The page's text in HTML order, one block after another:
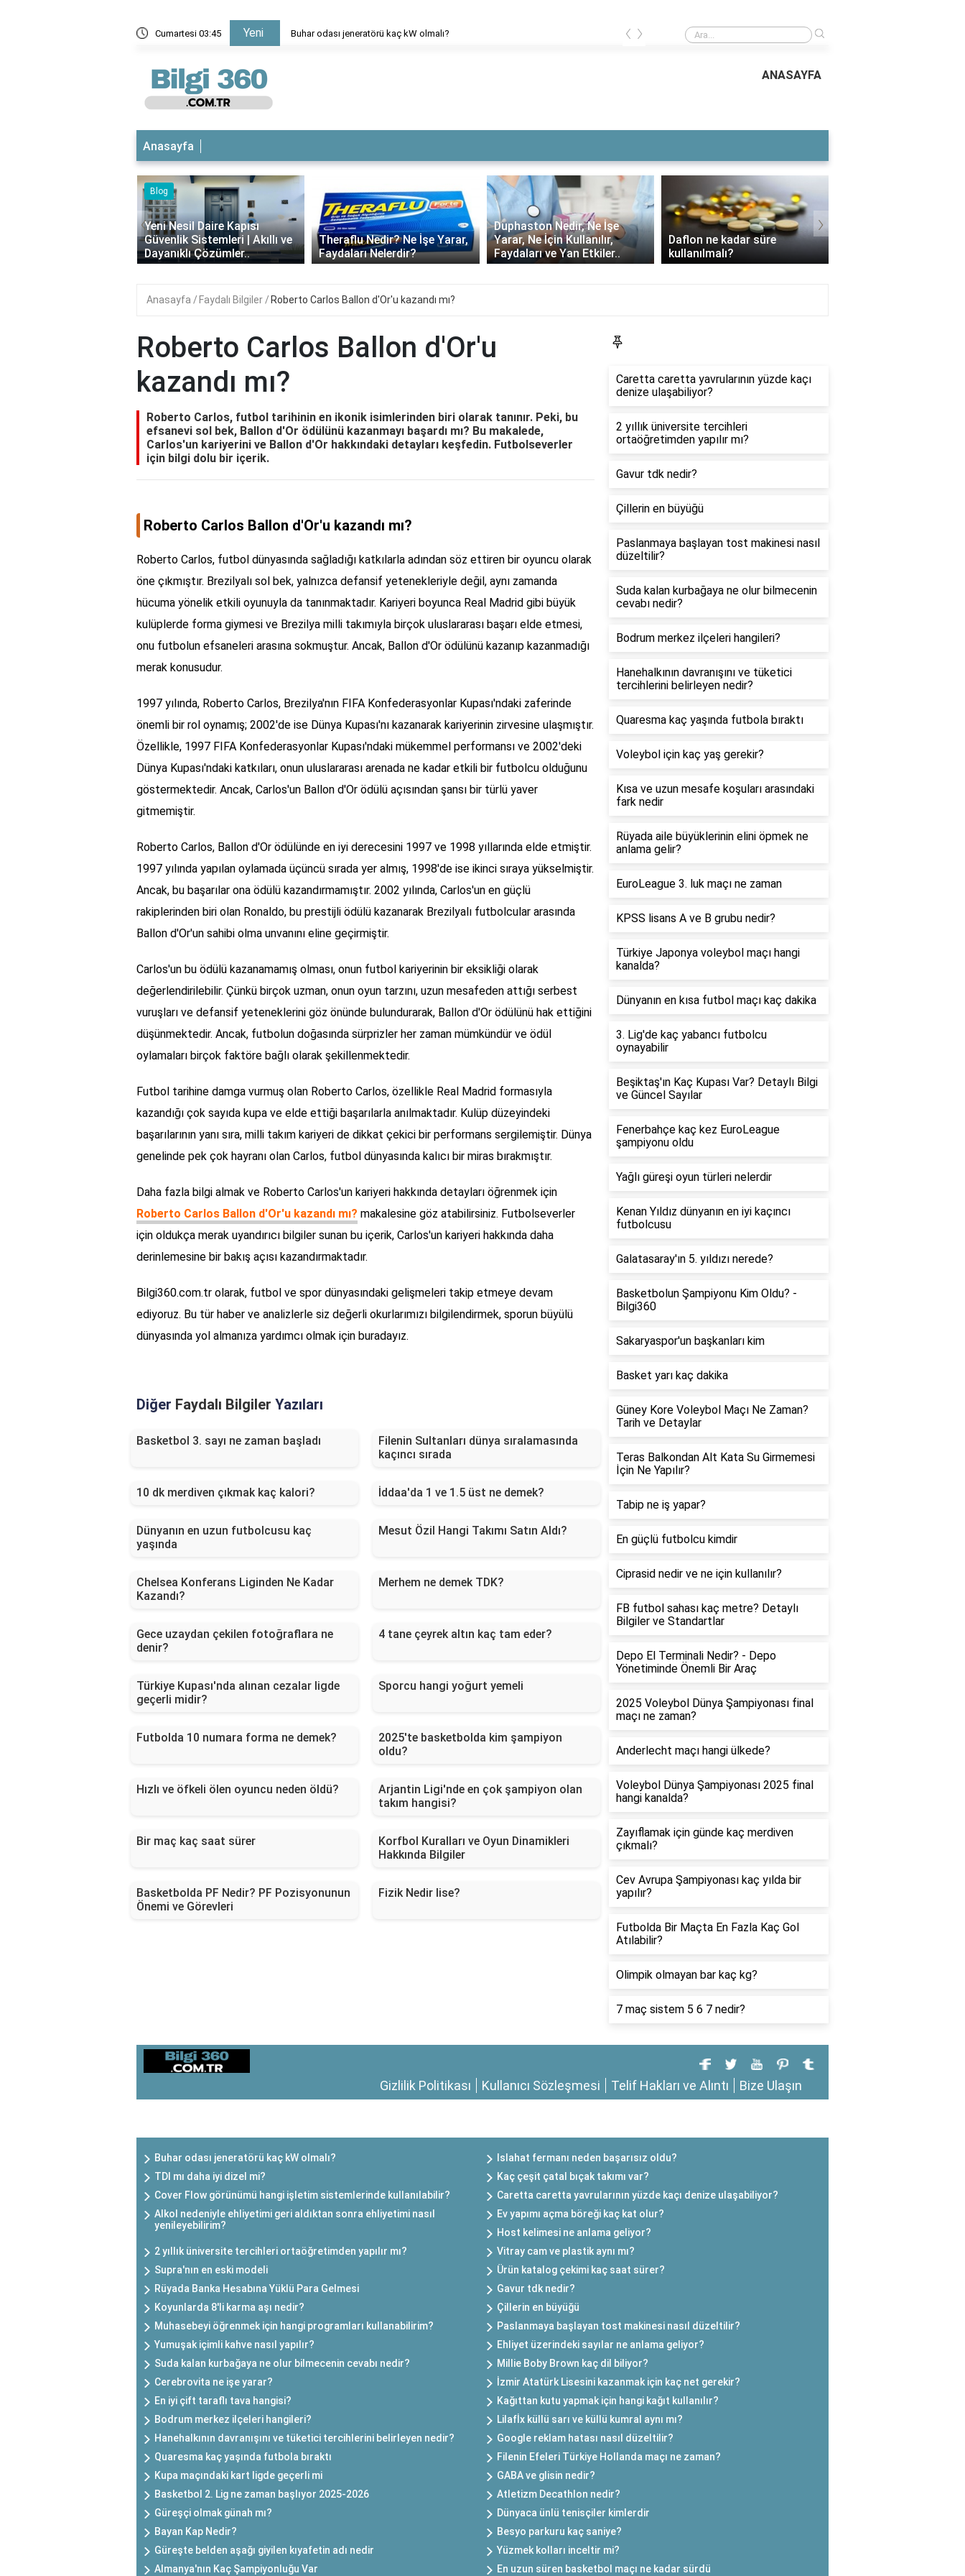
Cumartesi 03:45 Yeni Buhar odası jeneratörü kaç kW olmalı? Islahat fermanı neden başarısız oldu?
‹ ›
ANASAYFA
Anasayfa
Blog
Yeni Nesil Daire Kapısı
Güvenlik Sistemleri | Akıllı ve
Dayanıklı Çözümler..
Theraflu Nedir? Ne İşe Yarar,
Faydaları Nelerdir?
Duphaston Nedir, Ne İşe
Yarar, Ne İçin Kullanılır,
Faydaları ve Yan Etkiler..
Daflon ne kadar süre
kullanılmalı?
‹ ›
Anasayfa Faydalı Bilgiler Roberto Carlos Ballon d'Or'u kazandı mı?
Roberto Carlos Ballon d'Or'u
kazandı mı?
Roberto Carlos, futbol tarihinin en ikonik isimlerinden biri olarak tanınır. Peki, bu
efsanevi sol bek, Ballon d'Or ödülünü kazanmayı başardı mı? Bu makalede,
Carlos'un kariyerini ve Ballon d'Or hakkındaki detayları keşfedin. Futbolseverler
için bilgi dolu bir içerik.
Roberto Carlos Ballon d'Or'u kazandı mı?
Roberto Carlos, futbol dünyasında sağladığı katkılarla adından söz ettiren bir oyuncu olarak
öne çıkmıştır. Brezilyalı sol bek, yalnızca defansif yetenekleriyle değil, aynı zamanda
hücuma yönelik etkili oyunuyla da tanınmaktadır. Kariyeri boyunca Real Madrid gibi büyük
kulüplerde forma giymesi ve Brezilya milli takımıyla birçok uluslararası başarı elde etmesi,
onu futbolun efsaneleri arasına sokmuştur. Ancak, Ballon d'Or ödülünü kazanıp kazanmadığı
merak konusudur.
1997 yılında, Roberto Carlos, Brezilya'nın FIFA Konfederasyonlar Kupası'ndaki zaferinde
önemli bir rol oynamış; 2002'de ise Dünya Kupası'nı kazanarak kariyerinin zirvesine ulaşmıştır.
Özellikle, 1997 FIFA Konfederasyonlar Kupası'ndaki mükemmel performansı ve 2002'deki
Dünya Kupası'ndaki katkıları, onun uluslararası arenada ne kadar etkili bir futbolcu olduğunu
göstermektedir. Ancak, Carlos'un Ballon d'Or ödülü açısından şansı bir türlü yaver
gitmemiştir.
Roberto Carlos, Ballon d'Or ödülünde en iyi derecesini 1997 ve 1998 yıllarında elde etmiştir.
1997 yılında yapılan oylamada üçüncü sırada yer almış, 1998'de ise ikinci sıraya yükselmiştir.
Ancak, bu başarılar ona ödülü kazandırmamıştır. 2002 yılında, Carlos'un en güçlü
rakiplerinden biri olan Ronaldo, bu prestijli ödülü kazanarak Brezilyalı futbolcular arasında
Ballon d'Or'un sahibi olma unvanını eline geçirmiştir.
Carlos'un bu ödülü kazanamamış olması, onun futbol kariyerinin bir eksikliği olarak
değerlendirilebilir. Çünkü birçok uzman, onun oyun tarzını, uzun mesafeden attığı serbest
vuruşları ve defansif yeteneklerini göz önünde bulundurarak, Ballon d'Or ödülünü hak ettiğini
düşünmektedir. Ancak, futbolun doğasında sürprizler her zaman mümkündür ve ödül
oylamaları birçok faktöre bağlı olarak şekillenmektedir.
Futbol tarihine damga vurmuş olan Roberto Carlos, özellikle Real Madrid formasıyla
kazandığı çok sayıda kupa ve elde ettiği başarılarla anılmaktadır. Kulüp düzeyindeki
başarılarının yanı sıra, milli takım kariyeri de dikkat çekici bir performans sergilemiştir. Dünya
genelinde pek çok hayranı olan Carlos, futbol dünyasında kalıcı bir miras bırakmıştır.
Daha fazla bilgi almak ve Roberto Carlos'un kariyeri hakkında detayları öğrenmek için
Roberto Carlos Ballon d'Or'u kazandı mı? makalesine göz atabilirsiniz. Futbolseverler
için oldukça merak uyandırıcı bilgiler sunan bu içerik, Carlos'un kariyeri hakkında daha
derinlemesine bir bakış açısı kazandırmaktadır.
Bilgi360.com.tr olarak, futbol ve spor dünyasındaki gelişmeleri takip etmeye devam
ediyoruz. Bu tür haber ve analizlerle siz değerli okurlarımızı bilgilendirmek, sporun büyülü
dünyasında yol almanıza yardımcı olmak için buradayız.
Diğer Faydalı Bilgiler Yazıları
Basketbol 3. sayı ne zaman başladı
Filenin Sultanları dünya sıralamasında
kaçıncı sırada
10 dk merdiven çıkmak kaç kalori? İddaa'da 1 ve 1.5 üst ne demek?
Dünyanın en uzun futbolcusu kaç
yaşında
Mesut Özil Hangi Takımı Satın Aldı?
Chelsea Konferans Liginden Ne Kadar
Kazandı?
Merhem ne demek TDK?
Gece uzaydan çekilen fotoğraflara ne
denir?
4 tane çeyrek altın kaç tam eder?
Türkiye Kupası'nda alınan cezalar ligde
geçerli midir?
Sporcu hangi yoğurt yemeli
Futbolda 10 numara forma ne demek?
2025'te basketbolda kim şampiyon
oldu?
Hızlı ve öfkeli ölen oyuncu neden öldü?
Arjantin Ligi'nde en çok şampiyon olan
takım hangisi?
Bir maç kaç saat sürer
Korfbol Kuralları ve Oyun Dinamikleri
Hakkında Bilgiler
Basketbolda PF Nedir? PF Pozisyonunun
Önemi ve Görevleri
Fizik Nedir lise?
Caretta caretta yavrularının yüzde kaçı
denize ulaşabiliyor?
2 yıllık üniversite tercihleri
ortaöğretimden yapılır mı?
Gavur tdk nedir?
Çillerin en büyüğü
Paslanmaya başlayan tost makinesi nasıl
düzeltilir?
Suda kalan kurbağaya ne olur bilmecenin
cevabı nedir?
Bodrum merkez ilçeleri hangileri?
Hanehalkının davranışını ve tüketici
tercihlerini belirleyen nedir?
Quaresma kaç yaşında futbola bıraktı
Voleybol için kaç yaş gerekir?
Kısa ve uzun mesafe koşuları arasındaki
fark nedir
Rüyada aile büyüklerinin elini öpmek ne
anlama gelir?
EuroLeague 3. luk maçı ne zaman
KPSS lisans A ve B grubu nedir?
Türkiye Japonya voleybol maçı hangi
kanalda?
Dünyanın en kısa futbol maçı kaç dakika
3. Lig'de kaç yabancı futbolcu
oynayabilir
Beşiktaş'ın Kaç Kupası Var? Detaylı Bilgi
ve Güncel Sayılar
Fenerbahçe kaç kez EuroLeague
şampiyonu oldu
Yağlı güreşi oyun türleri nelerdir
Kenan Yıldız dünyanın en iyi kaçıncı
futbolcusu
Galatasaray'ın 5. yıldızı nerede?
Basketbolun Şampiyonu Kim Oldu? -
Bilgi360
Sakaryaspor'un başkanları kim
Basket yarı kaç dakika
Güney Kore Voleybol Maçı Ne Zaman?
Tarih ve Detaylar
Teras Balkondan Alt Kata Su Girmemesi
İçin Ne Yapılır?
Tabip ne iş yapar?
En güçlü futbolcu kimdir
Ciprasid nedir ve ne için kullanılır?
FB futbol sahası kaç metre? Detaylı
Bilgiler ve Standartlar
Depo El Terminali Nedir? - Depo
Yönetiminde Önemli Bir Araç
2025 Voleybol Dünya Şampiyonası final
maçı ne zaman?
Anderlecht maçı hangi ülkede?
Voleybol Dünya Şampiyonası 2025 final
hangi kanalda?
Zayıflamak için günde kaç merdiven
çıkmalı?
Cev Avrupa Şampiyonası kaç yılda bir
yapılır?
Futbolda Bir Maçta En Fazla Kaç Gol
Atılabilir?
Olimpik olmayan bar kaç kg?
7 maç sistem 5 6 7 nedir?
Gizlilik Politikası Kullanıcı Sözleşmesi Telif Hakları ve Alıntı Bize Ulaşın
Buhar odası jeneratörü kaç kW olmalı?
Islahat fermanı neden başarısız oldu?
TDI mı daha iyi dizel mi?
Kaç çeşit çatal bıçak takımı var?
Cover Flow görünümü hangi işletim sistemlerinde kullanılabilir?
Caretta caretta yavrularının yüzde kaçı denize ulaşabiliyor?
Alkol nedeniyle ehliyetimi geri aldıktan sonra ehliyetimi nasıl
yenileyebilirim?
Ev yapımı açma böreği kaç kat olur?
Host kelimesi ne anlama geliyor?
2 yıllık üniversite tercihleri ortaöğretimden yapılır mı?
Vitray cam ve plastik aynı mı?
Supra'nın en eski modeli
Ürün katalog çekimi kaç saat sürer?
Rüyada Banka Hesabına Yüklü Para Gelmesi
Gavur tdk nedir?
Koyunlarda 8'li karma aşı nedir?
Çillerin en büyüğü
Muhasebeyi öğrenmek için hangi programları kullanabilirim?
Paslanmaya başlayan tost makinesi nasıl düzeltilir?
Yumuşak içimli kahve nasıl yapılır?
Ehliyet üzerindeki sayılar ne anlama geliyor?
Suda kalan kurbağaya ne olur bilmecenin cevabı nedir?
Millie Boby Brown kaç dil biliyor?
Cerebrovita ne işe yarar?
İzmir Atatürk Lisesini kazanmak için kaç net gerekir?
En iyi çift taraflı tava hangisi?
Kağıttan kutu yapmak için hangi kağıt kullanılır?
Bodrum merkez ilçeleri hangileri?
Lilafİx küllü sarı ve küllü kumral aynı mı?
Hanehalkının davranışını ve tüketici tercihlerini belirleyen nedir?
Google reklam hatası nasıl düzeltilir?
Quaresma kaç yaşında futbola bıraktı
Filenin Efeleri Türkiye Hollanda maçı ne zaman?
Kupa maçındaki kart ligde geçerli mi
GABA ve glisin nedir?
Basketbol 2. Lig ne zaman başlıyor 2025-2026
Atletizm Decathlon nedir?
Güreşçi olmak günah mı?
Dünyaca ünlü tenisçiler kimlerdir
Bayan Kap Nedir?
Besyo parkuru kaç saniye?
Güreşte belden aşağı giyilen kıyafetin adı nedir
Yüzmek kolları inceltir mi?
Almanya'nın Kaç Şampiyonluğu Var
En uzun süren basketbol maçı ne kadar sürdü